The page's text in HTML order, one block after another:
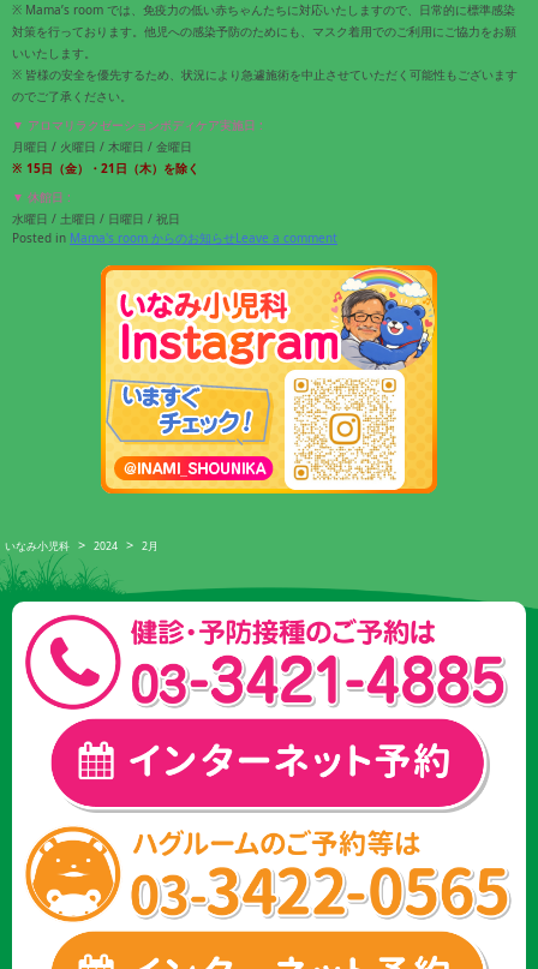
※ Mama’s room では、免疫力の低い赤ちゃんたちに対応いたしますので、日常的に標準感染
対策を行っております。他児への感染予防のためにも、マスク着用でのご利用にご協力をお願
いいたします。
※ 皆様の安全を優先するため、状況により急遽施術を中止させていただく可能性もございます
のでご了承ください。
▼ アロマリラクゼーションボディケア実施日 :
月曜日 / 火曜日 / 木曜日 / 金曜日
※ 15日（金）・21 日（木） を除く
▼ 休館日 :
水曜日 / 土曜日 / 日曜日 / 祝日
Posted in Mama's room からのお知らせLeave a comment
いなみ小児科 > 2024 > 2月